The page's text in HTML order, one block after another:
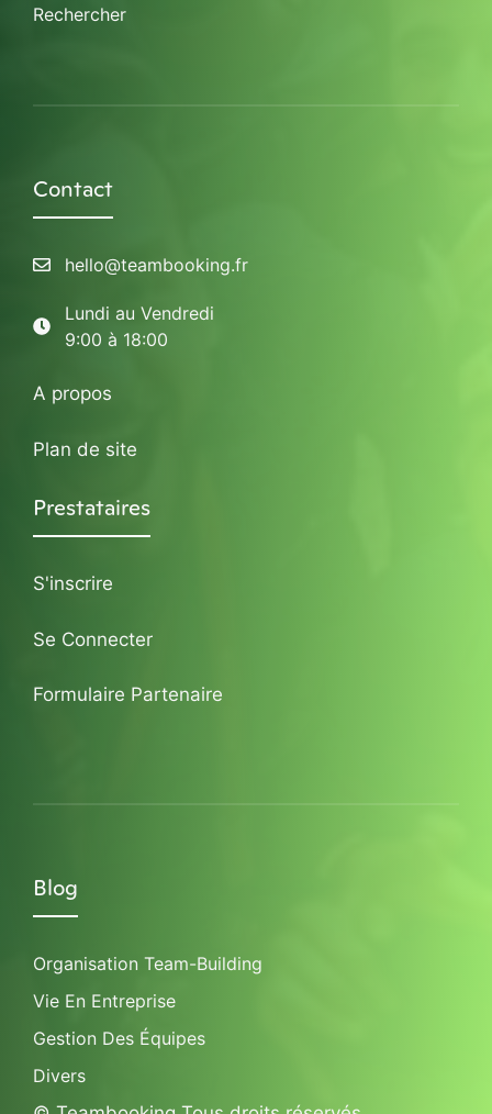
Rechercher
Contact
hello@teambooking.fr
Lundi au Vendredi
9:00 à 18:00
A propos
Plan de site
Prestataires
S'inscrire
Se Connecter
Formulaire Partenaire
Blog
Organisation Team-Building
Vie En Entreprise
Gestion Des Équipes
Divers